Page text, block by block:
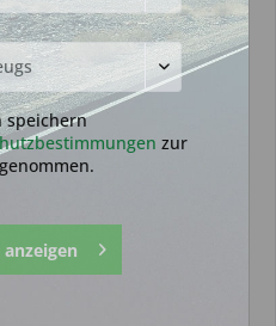
speichern
zur
anzeigen